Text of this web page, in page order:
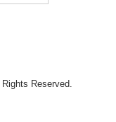
Reserved.